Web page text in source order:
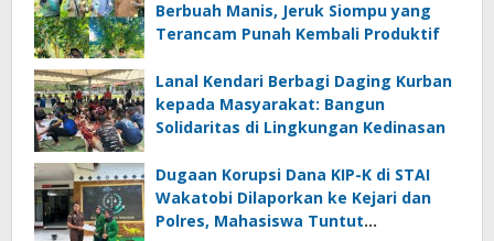
Berbuah Manis, Jeruk Siompu yang
Terancam Punah Kembali Produktif
Lanal Kendari Berbagi Daging Kurban
kepada Masyarakat: Bangun
Solidaritas di Lingkungan Kedinasan
Dugaan Korupsi Dana KIP-K di STAI
Wakatobi Dilaporkan ke Kejari dan
Polres, Mahasiswa Tuntut